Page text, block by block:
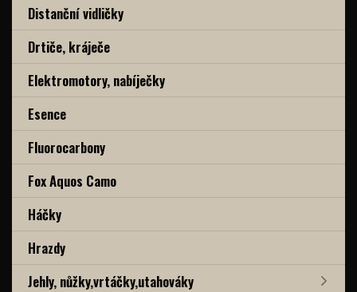
Distanční vidličky
Drtiče, kráječe
Elektromotory, nabíječky
Esence
Fluorocarbony
Fox Aquos Camo
Háčky
Hrazdy
Jehly, nůžky,vrtáčky,utahováky